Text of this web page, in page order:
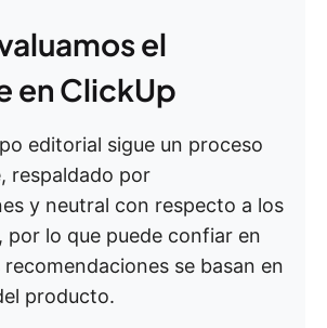
el
en ClickUp
editorial sigue un proceso
respaldado por
y neutral con respecto a los
por lo que puede confiar en
se basan en
producto.